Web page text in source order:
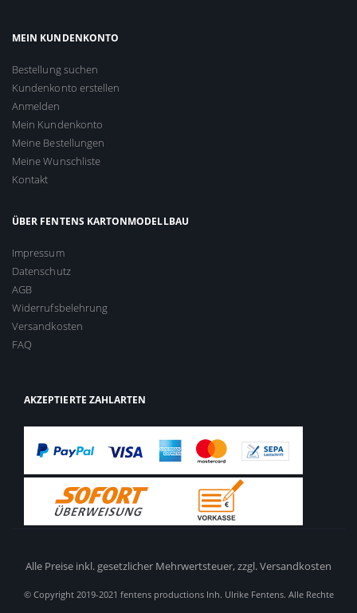
MEIN KUNDENKONTO
Bestellung suchen
Kundenkonto erstellen
Anmelden
Mein Kundenkonto
Meine Bestellungen
Meine Wunschliste
Kontakt
ÜBER FENTENS KARTONMODELLBAU
Impressum
Datenschutz
AGB
Widerrufsbelehrung
Versandkosten
FAQ
AKZEPTIERTE ZAHLARTEN
Alle Preise inkl. gesetzlicher Mehrwertsteuer,zzgl. Versandkosten
© Copyright 2019-2021 fentens productions Inh. Ulrike Fentens. Alle Rechte